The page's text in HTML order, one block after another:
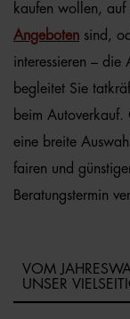
kaufen wollen, auf
Angeboten sind,
interessieren – die
begleitet Sie
beim Autoverkauf.
eine breite
fairen und
Beratungstermin
VOM
UNSER